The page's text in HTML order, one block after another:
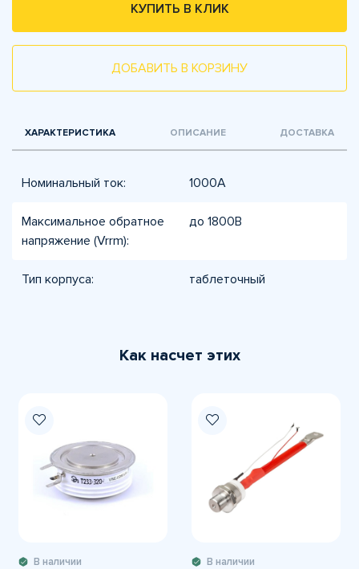
КУПИТЬ В КЛИК
ДОБАВИТЬ В КОРЗИНУ
ХАРАКТЕРИСТИКА ОПИСАНИЕ ДОСТАВКА
Номинальный ток: 1000А
Максимальное обратное
напряжение (Vrrm):
до 1800В
Тип корпуса: таблеточный
Как насчет этих
В наличии В наличии